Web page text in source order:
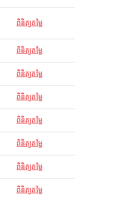
ពិនិត្យតម្លៃ
ពិនិត្យតម្លៃ
ពិនិត្យតម្លៃ
ពិនិត្យតម្លៃ
ពិនិត្យតម្លៃ
ពិនិត្យតម្លៃ
ពិនិត្យតម្លៃ
ពិនិត្យតម្លៃ